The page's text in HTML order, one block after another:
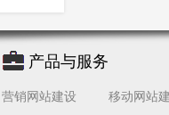
产品与服务
营销网站建设
移动网站